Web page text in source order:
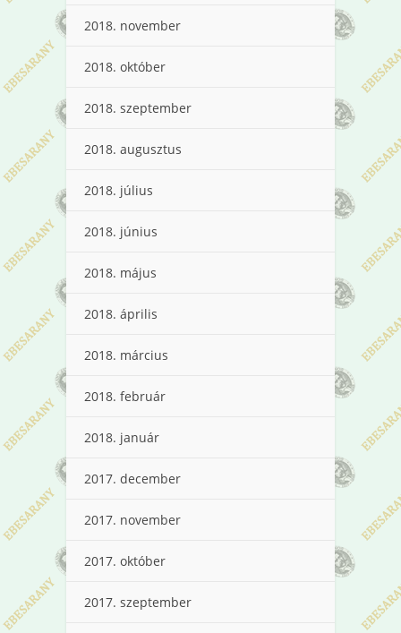
2018. november
2018. október
2018. szeptember
2018. augusztus
2018. július
2018. június
2018. május
2018. április
2018. március
2018. február
2018. január
2017. december
2017. november
2017. október
2017. szeptember